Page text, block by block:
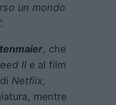
un mondo
, che
II e al film
di Netflix,
mentre